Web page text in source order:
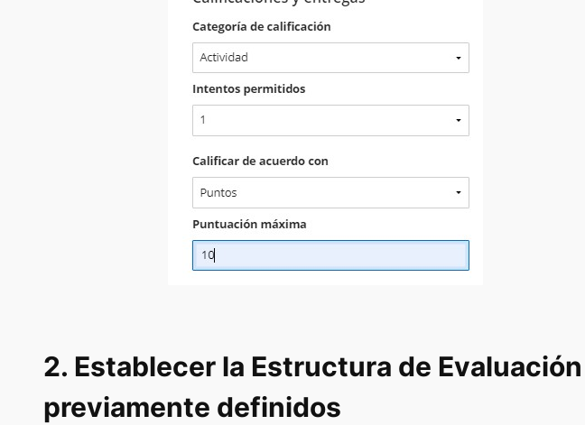
2. Establecer la Estructura de
previamente definidos